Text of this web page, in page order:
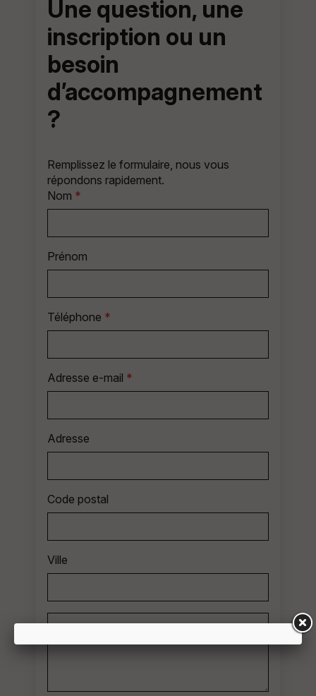
Une question, une
inscription ou un
besoin
d’accompagnement
?
Remplissez le formulaire, nous vous
répondons rapidement.
Nom *
Prénom
Téléphone *
Adresse e-mail *
Adresse
Code postal
Ville